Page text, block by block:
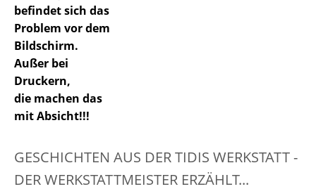
befindet sich das
Problem vor dem
Bildschirm.
Außer bei
Druckern,
die machen das
mit Absicht!!!
GESCHICHTEN AUS DER TIDIS WERKSTATT -
DER WERKSTATTMEISTER ERZÄHLT...